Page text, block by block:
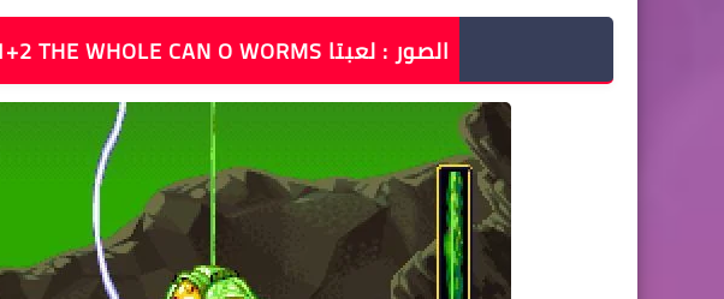
الصور : لعبتا EARTHWORM JIM 1+2 THE WHOLE CAN O WORMS